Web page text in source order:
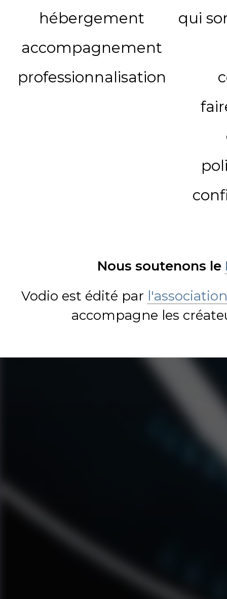
hébergement
accompagnement
professionnalisation
qui